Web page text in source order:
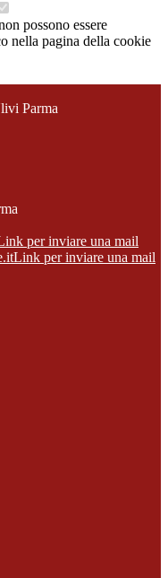
possono essere
nella pagina della cookie
Parma
per inviare una mail
Link per inviare una mail